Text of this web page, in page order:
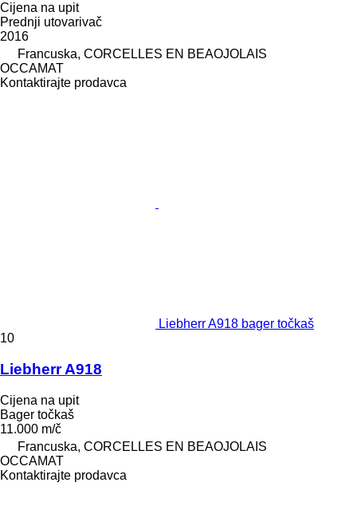
Cijena na upit
Prednji utovarivač
2016
Francuska, CORCELLES EN BEAOJOLAIS
OCCAMAT
Kontaktirajte prodavca
Liebherr A918 bager točkaš
10
Liebherr A918
Cijena na upit
Bager točkaš
11.000 m/č
Francuska, CORCELLES EN BEAOJOLAIS
OCCAMAT
Kontaktirajte prodavca